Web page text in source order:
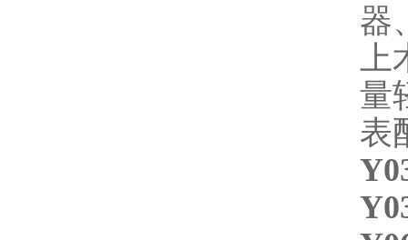
器
上
量
表